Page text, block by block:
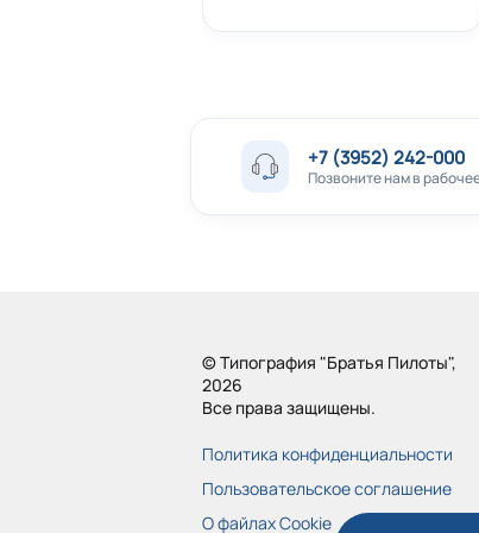
Мы также делаемвизитные
+7 (3952) 242-000
Позвоните нам в
© Типография "Братья Пилоты",
2026
Все права защищены.
Политика конфиденциальности
Пользовательское соглашение
О файлах Cookie